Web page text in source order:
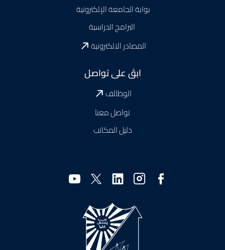
بوابة الجامعة الإلكترونية
البرامج الدراسية
المصادر الالكترونية
ابقَ على تواصل
الوظائف
تواصل معنا
دليل المكاتب